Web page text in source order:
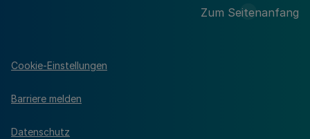
Zum Seitenanfang
Cookie-Einstellungen
Barriere melden
Datenschutz